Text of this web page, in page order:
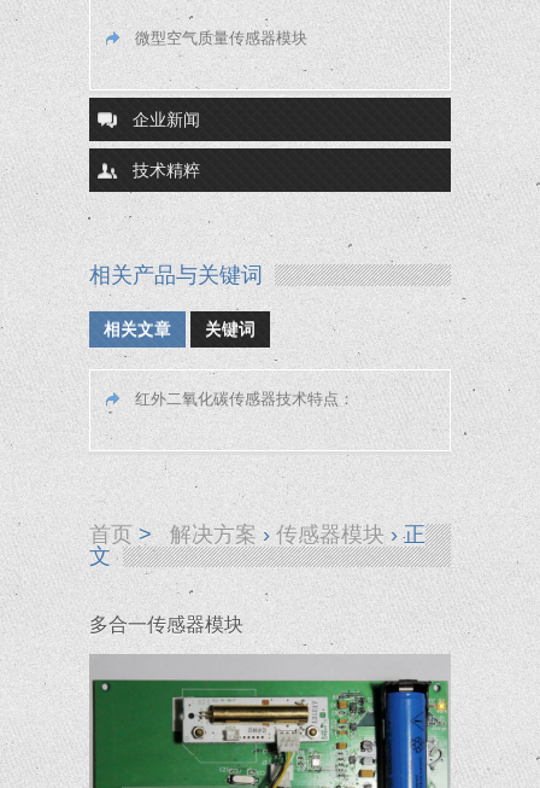
微型空气质量传感器模块
企业新闻
技术精粹
相关产品与关键词
相关文章 关键词
红外二氧化碳传感器技术特点：
首页 > 解决方案 › 传感器模块 › 正
文
多合一传感器模块